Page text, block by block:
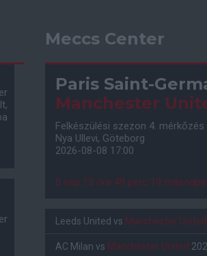
Meccs Center
Paris Saint-
Manchester
Felkészülési szezon 4. mérkőzés
Nya Ullevi, Göteborg
2026-08-08 17:00
0 nap 13 óra 49 perc 18
Leeds United vs Manchester United
AC Milan vs Manchester United